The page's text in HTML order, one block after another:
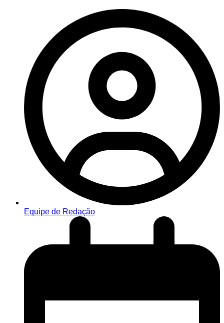
Equipe de Redação